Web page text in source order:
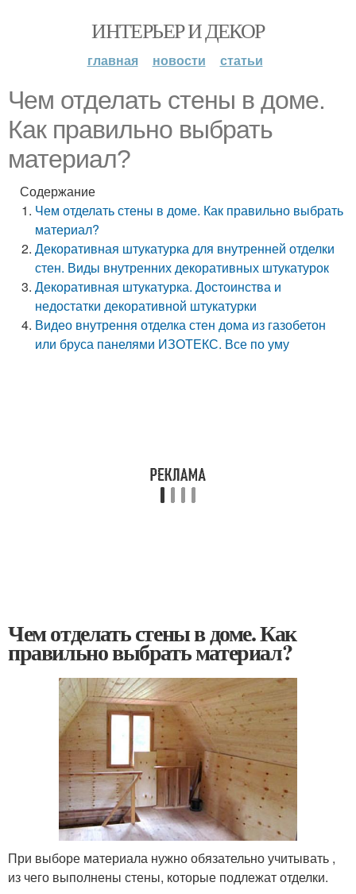
ИНТЕРЬЕР И ДЕКОР
главная новости статьи
Чем отделать стены в доме.
Как правильно выбрать
материал?
Содержание
Чем отделать стены в доме. Как правильно выбрать
материал?
Декоративная штукатурка для внутренней отделки
стен. Виды внутренних декоративных штукатурок
Декоративная штукатурка. Достоинства и
недостатки декоративной штукатурки
Видео внутрення отделка стен дома из газобетон
или бруса панелями ИЗОТЕКС. Все по уму
Чем отделать стены в доме. Как
правильно выбрать материал?
При выборе материала нужно обязательно учитывать ,
из чего выполнены стены, которые подлежат отделки.